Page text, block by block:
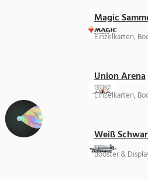
Magic
Einzelkarten,
Union Arena
Einzelkarten,
Weiß
Booster &